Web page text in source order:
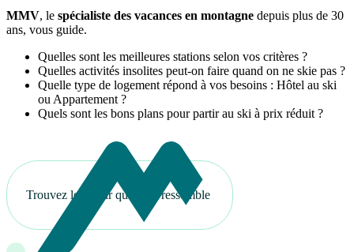
MMV, le spécialiste des vacances en montagne depuis plus de 30
ans, vous guide.
Quelles sont les meilleures stations selon vos critères ?
Quelles activités insolites peut-on faire quand on ne skie pas ?
Quelle type de logement répond à vos besoins : Hôtel au ski
ou Appartement ?
Quels sont les bons plans pour partir au ski à prix réduit ?
Trouvez le séjour qui vous ressemble